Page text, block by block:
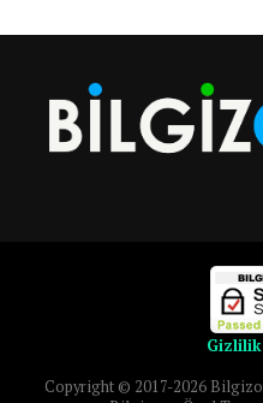
Copyright © 2017-2026